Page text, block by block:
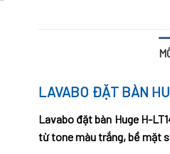
LAVABO ĐẶT BÀN
Lavabo đặt bàn Huge H-
từ tone màu trắng, bề mặt